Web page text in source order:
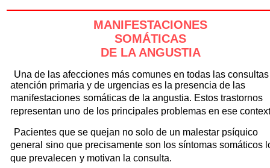
MANIFESTACIONES
SOMÁTICAS
DE LA ANGUSTIA
Una de las afecciones más comunes en todas las
atención primaria y de urgencias es la presencia de las
manifestaciones somáticas de la angustia. Estos trastornos
representan uno de los principales problemas en ese
Pacientes que se quejan no solo de un malestar psíquico
general sino que precisamente son los síntomas somáticos
que prevalecen y motivan la consulta.